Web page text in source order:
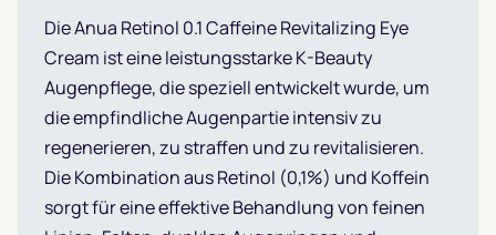
Die Anua Retinol 0.1 Caffeine Revitalizing Eye
Cream ist eine leistungsstarke K-Beauty
Augenpflege, die speziell entwickelt wurde, um
die empfindliche Augenpartie intensiv zu
regenerieren, zu straffen und zu revitalisieren.
Die Kombination aus Retinol (0,1%) und Koffein
sorgt für eine effektive Behandlung von feinen